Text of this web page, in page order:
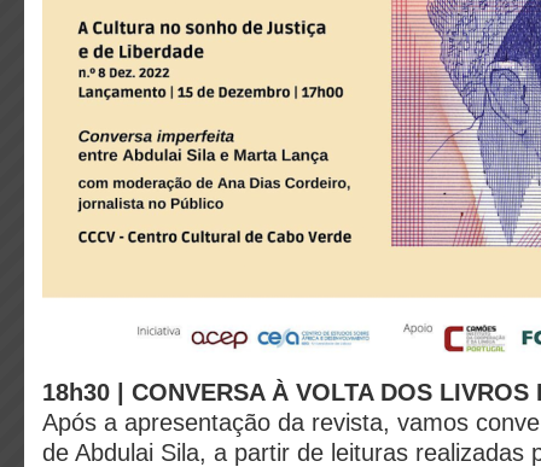
18h30 | CONVERSA À VOLTA DOS
Após a apresentação da revista, vamos
de Abdulai Sila, a partir de leituras realizadas